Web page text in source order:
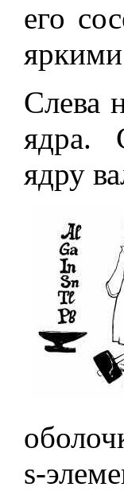
его
Слева
ядра.
ядру
s-